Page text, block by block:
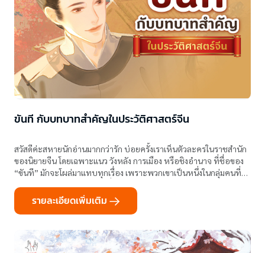
ขันที กับบทบาทสำคัญในประวัติศาสตร์จีน
สวัสดีค่ะสหายนักอ่านมากกว่ารัก บ่อยครั้งเราเห็นตัวละครในราชสำนัก
ของนิยายจีน โดยเฉพาะแนว วังหลัง การเมือง หรือชิงอำนาจ ที่ชื่อของ
“ขันที” มักจะโผล่มาแทบทุกเรื่อง เพราะพวกเขาเป็นหนึ่งในกลุ่มคนที่
รายละเอียดเพิ่มเติม